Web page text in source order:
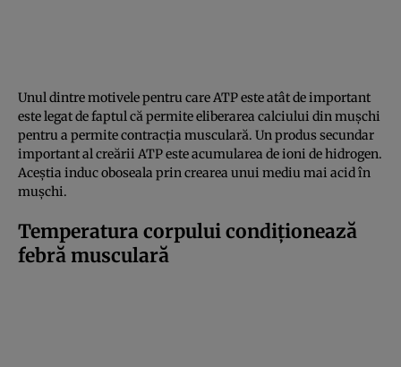
Unul dintre motivele pentru care ATP este atât de important
este legat de faptul că permite eliberarea calciului din mușchi
pentru a permite contracția musculară. Un produs secundar
important al creării ATP este acumularea de ioni de hidrogen.
Aceștia induc oboseala prin crearea unui mediu mai acid în
mușchi.
Temperatura corpului condiționează
febră musculară